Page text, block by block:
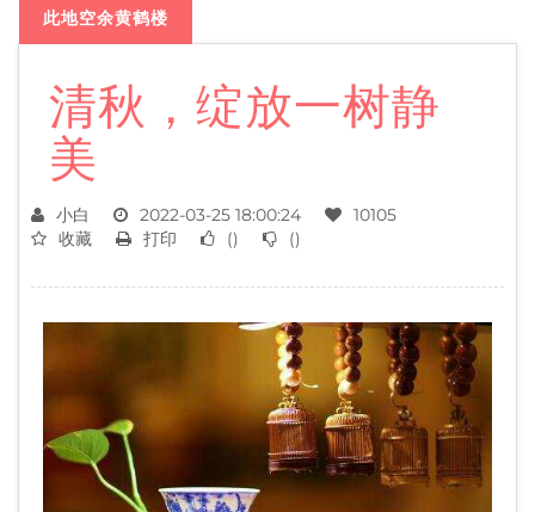
此地空余黄鹤楼
清秋，绽放一树静
美
小白 2022-03-25 18:00:24
10105
收藏
打印 () ()